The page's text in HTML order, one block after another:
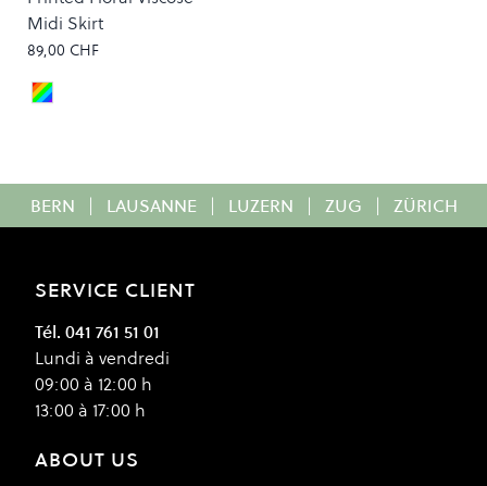
Midi Skirt
89,00 CHF
Colour
MULTICOLOR/PRINTED
BERN | LAUSANNE | LUZERN | ZUG | ZÜRICH
SERVICE CLIENT
Tél. 041 761 51 01
Lundi à vendredi
09:00 à 12:00 h
13:00 à 17:00 h
ABOUT US